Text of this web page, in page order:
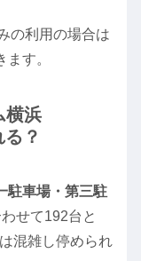
の利用の場合は
す。
横浜
？
駐車場・第三駐
せて192台と
混雑し停められ